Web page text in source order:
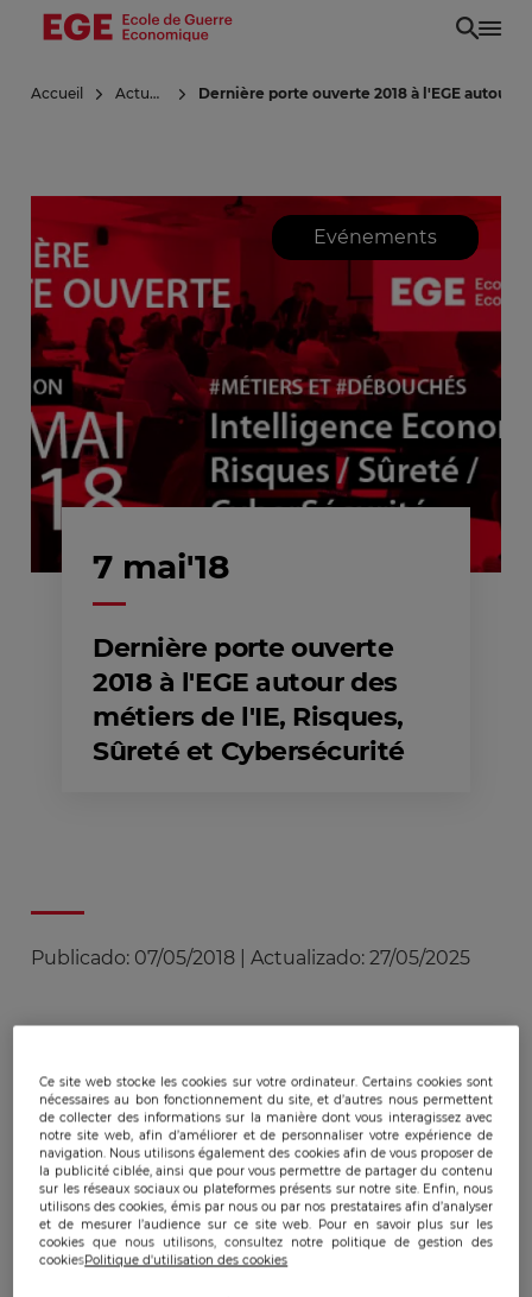
Aller
principal
Accueil Actualités Dernière porte ouverte 2018 à l'EGE autour
7 mai'18
Dernière porte ouverte
2018 à l'EGE autour des
métiers de l'IE, Risques,
Sûreté et Cybersécurité
Evénements
Publicado: 07/05/2018 Actualizado: 27/05/2025
La 21ème promotion SIE ( Stratégie et
Intelligence Economique), les étudiants duM1
RIE, les promotions exécutives MSIE
Management Stratégique et Intelligence
Economique) et MRSIC (Management des
Risques, Sûreté Internationale et
Cybersécurité), le corps professoral et le
Ce site web stocke les cookies sur votre ordinateur. Certains cookies sont
nécessaires au bon fonctionnement du site, et d’autres nous permettent
de collecter des informations sur la manière dont vous interagissez avec
notre site web, afin d’améliorer et de personnaliser votre expérience de
navigation. Nous utilisons également des cookies afin de vous proposer de
la publicité ciblée, ainsi que pour vous permettre de partager du contenu
sur les réseaux sociaux ou plateformes présents sur notre site. Enfin, nous
utilisons des cookies, émis par nous ou par nos prestataires afin d’analyser
et de mesurer l’audience sur ce site web. Pour en savoir plus sur les
cookies que nous utilisons, consultez notre politique de gestion des
cookiesPolitique d'utilisation des cookies